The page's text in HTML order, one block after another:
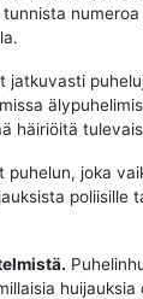
jatkuvasti
häiriöitä
puhelun, joka
poliisille
huijauksia